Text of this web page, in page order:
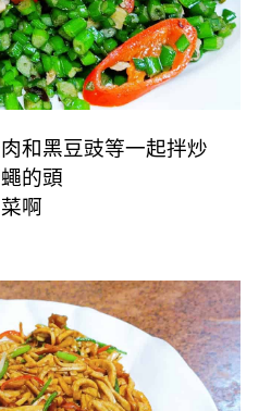
和黑豆豉等一起拌炒
的頭
啊